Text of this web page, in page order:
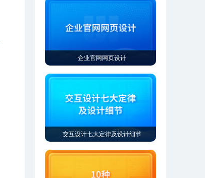
企业官网网页设计
交互设计七大定律及设计细节